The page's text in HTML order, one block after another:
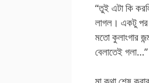
“তুই এটা কি
লাগল। একটু পর
মতো কুলাংগার
বেলাতেই গলা…”